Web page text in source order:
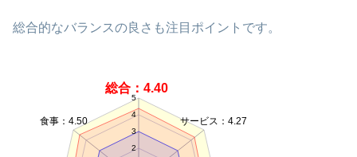
総合的なバランスの良さも注目ポイントです。
2
3
4
5
総合：4.40
サービス：4.27
食事：4.50